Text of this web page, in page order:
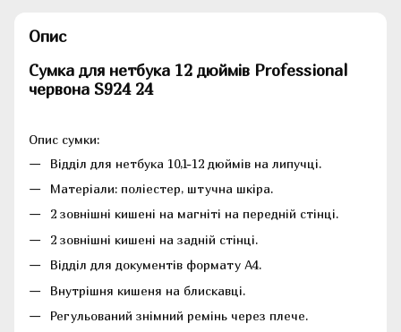
Опис
Сумка для нетбука 12 дюймів Professional
червона S924 24
Опис сумки:
Відділ для нетбука 10,1-12 дюймів на липучці.
Матеріали: поліестер, штучна шкіра.
2 зовнішні кишені на магніті на передній стінці.
2 зовнішні кишені на задній стінці.
Відділ для документів формату А4.
Внутрішня кишеня на блискавці.
Регульований знімний ремінь через плече.